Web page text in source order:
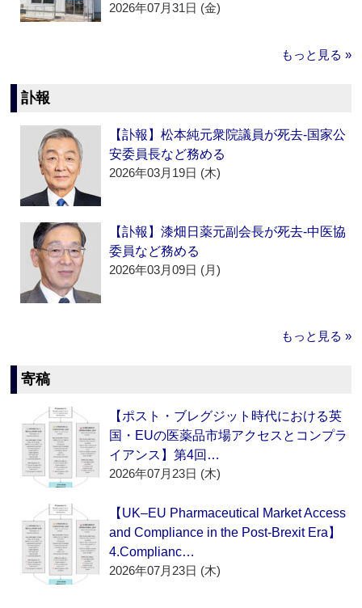
2026年07月31日 (金)
もっと見る »
訃報
【訃報】松本純元衆院議員が死去‐国家公
安委員長など務める
2026年03月19日 (木)
【訃報】漆畑日薬元副会長が死去‐中医協
委員など務める
2026年03月09日 (月)
もっと見る »
寄稿
【ポスト・ブレグジット時代における英
国・EUの医薬品市場アクセスとコンプラ
イアンス】第4回…
2026年07月23日 (木)
【UK–EU Pharmaceutical Market Access
and Compliance in the Post-Brexit Era】
4.Complianc…
2026年07月23日 (木)